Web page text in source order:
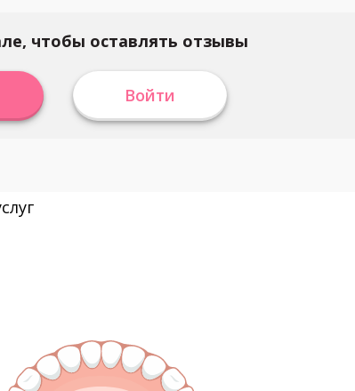
чтобы оставлять отзывы
Войти